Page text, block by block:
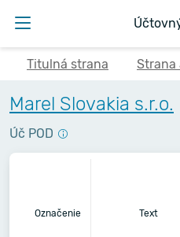
Titulná strana Strana
Marel Slovakia s.r.o.
Úč POD
Označenie Text